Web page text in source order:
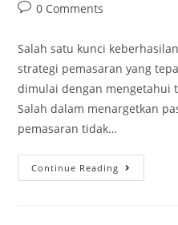
0 Comments
Salah satu kunci
strategi pemasaran yang
dimulai dengan mengetahui
Salah dalam menargetkan
pemasaran tidak…
Continue Reading